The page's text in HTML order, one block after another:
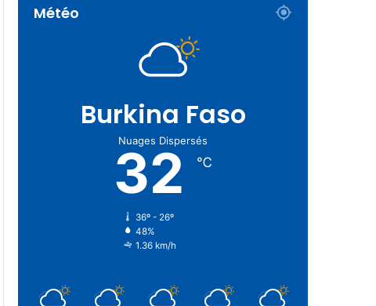
Météo
Burkina Faso
Nuages Dispersés
32 ℃
36º - 26º
48%
1.36 km/h